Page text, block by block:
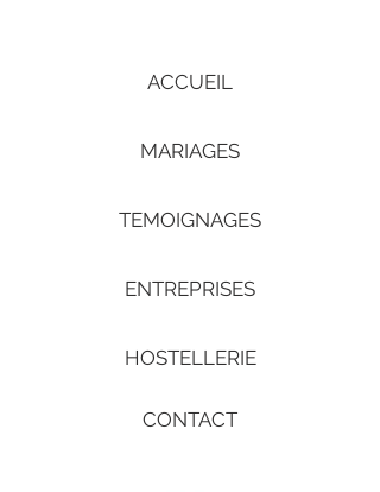
ACCUEIL
MARIAGES
TEMOIGNAGES
ENTREPRISES
HOSTELLERIE
CONTACT